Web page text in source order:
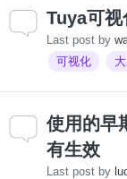
Tuya可
Last post by
可视化
使用的早
有生效
Last post by